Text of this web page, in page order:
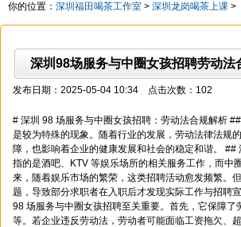
你的位置： 深圳福田喝茶工作室 > 深圳龙岗喝茶上课 >
深圳98场服务与中圈女孩招聘劳动法
发布日期：2025-05-04 10:34 点击次数：102
# 深圳 98 场服务与中圈女孩招聘：劳动法合规解析
是较为特殊的现象。随着行业的发展，劳动法律法规
障，也影响着企业的健康发展和社会的稳定和谐。
指的是酒吧、KTV 等娱乐场所的相关服务工作，而
来，随着娱乐市场的繁荣，这类招聘活动愈发频繁。
题，导致部分求职者在入职后才发现实际工作与招聘
98 场服务与中圈女孩招聘至关重要。首先，它保障
等。若企业违反劳动法，劳动者可能面临工资拖欠、